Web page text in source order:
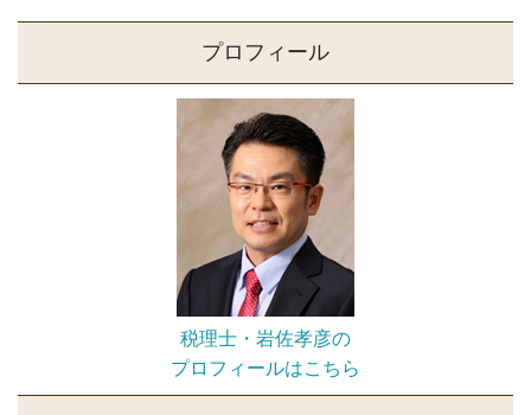
プロフィール
税理士・岩佐孝彦の
プロフィールはこちら